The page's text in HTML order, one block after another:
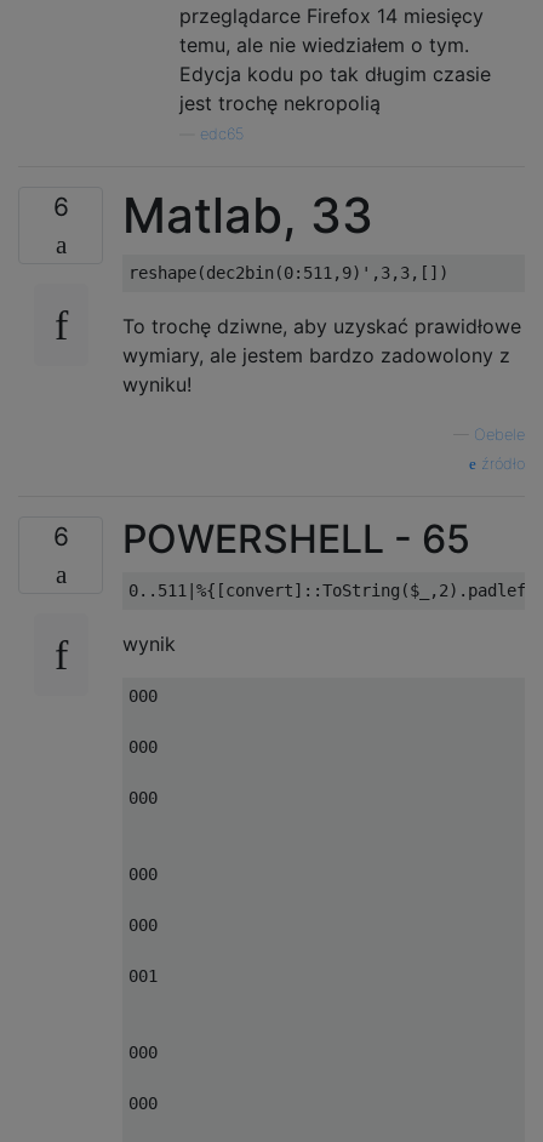
XXX
...
...
..X
.X.
..X
.XX
..X
X..
...
...
..X
XXX
przeglądarce Firefox 14 miesięcy
temu, ale nie wiedziałem o tym.
Edycja kodu po tak długim czasie
jest trochę nekropolią
edc65
6 Matlab, 33
To trochę dziwne, aby uzyskać prawidłowe
wymiary, ale jestem bardzo zadowolony z
wyniku!
Oebele
źródło
6 POWERSHELL - 65
wynik
000
000
000
000
000
001
000
000